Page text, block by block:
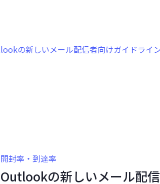
開封率・到達率
Outlookの新しいメール配信